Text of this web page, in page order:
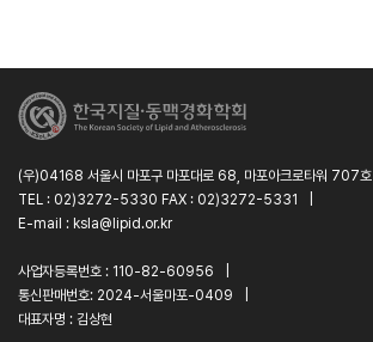
(우)04168 서울시 마포구 마포대로 68, 마포아크로타워 707호
TEL : 02)3272-5330 FAX : 02)3272-5331
E-mail : ksla@lipid.or.kr
사업자등록번호 : 110-82-60956
통신판매번호: 2024-서울마포-0409
대표자명 : 김상현